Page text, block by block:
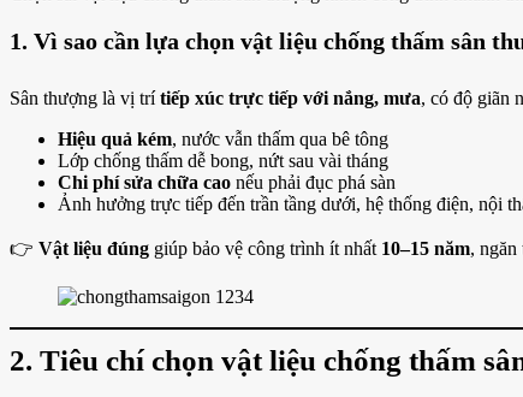
1. Vì sao cần lựa chọn vật liệu chống thấm sân
Sân thượng là vị trítiếp xúc trực tiếp với nắng, mưa, có độ giãn
Hiệu quả kém, nước vẫn thấm qua bê tông
Lớp chống thấm dễ bong, nứt sau vài tháng
Chi phí sửa chữa cao nếu phải đục phá sàn
Ảnh hưởng trực tiếp đến trần tầng dưới, hệ thống điện, nội
👉 Vật liệu đúng giúp bảo vệ công trình ít nhất 10–15 năm, ngăn
2. Tiêu chí chọn vật liệu chống thấm